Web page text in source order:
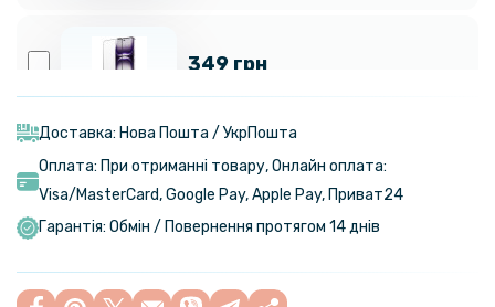
349 грн
Black
382 грн
449 грн
рамкою для поклейки
Доставка: Нова Пошта / УкрПошта
Оплата: При отриманні товару, Онлайн оплата:
Visa/MasterСard, Google Pay, Apple Pay, Приват24
Гарантія: Обмін / Повернення протягом 14 днів